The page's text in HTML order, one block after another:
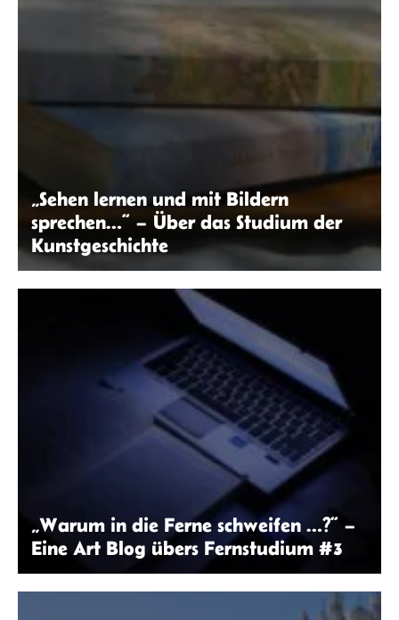
„Sehen lernen und mit Bildern
sprechen…“ – Über das Studium der
Kunstgeschichte
„Warum in die Ferne schweifen …?“ –
Eine Art Blog übers Fernstudium #3